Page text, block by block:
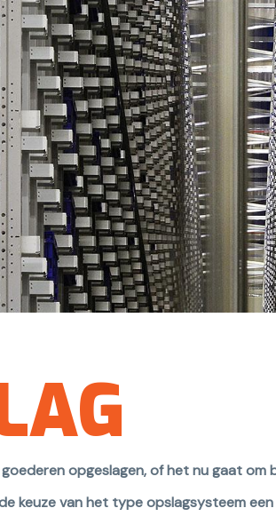
goederen opgeslagen, of het nu gaat
keuze van het type opslagsysteem